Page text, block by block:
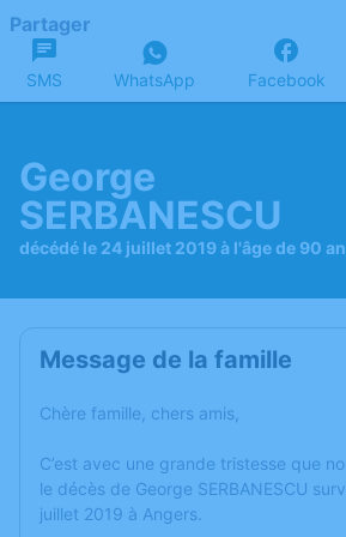
Partager
SMS WhatsApp Facebook
George
SERBANESCU
décédé le 24 juillet 2019 à l'âge de 90
Message de la famille
Chère famille, chers amis,
C’est avec une grande tristesse que
le décès de George SERBANESCU
juillet 2019 à Angers.